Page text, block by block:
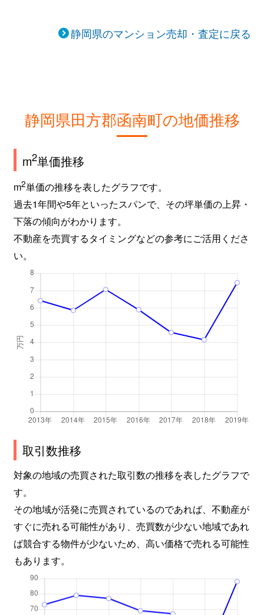
静岡県のマンション売却・査定に戻る
静岡県田方郡函南町の地価推移
m2単価推移
m2単価の推移を表したグラフです。
過去1年間や5年といったスパンで、その坪単価の上昇・
下落の傾向がわかります。
不動産を売買するタイミングなどの参考にご活用くださ
い。
取引数推移
対象の地域の売買された取引数の推移を表したグラフで
す。
その地域が活発に売買されているのであれば、不動産が
すぐに売れる可能性があり、売買数が少ない地域であれ
ば競合する物件が少ないため、高い価格で売れる可能性
もあります。